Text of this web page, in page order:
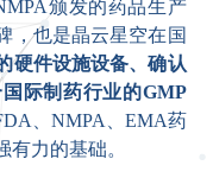
颁发的药品生产
，也是晶云星空在国
硬件设施设备、确认
际制药行业的GMP
、NMPA、EMA药
力的基础。